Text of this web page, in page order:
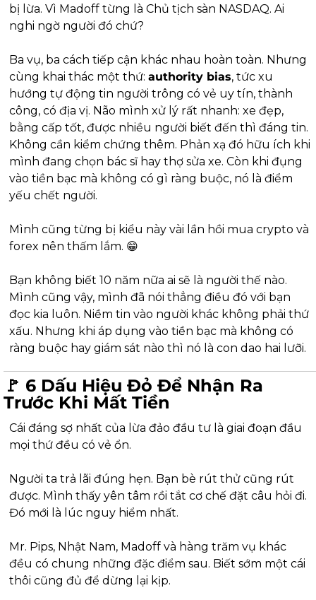
bị lừa. Vì Madoff từng là Chủ tịch sàn NASDAQ. Ai
nghi ngờ người đó chứ?
Ba vụ, ba cách tiếp cận khác nhau hoàn toàn. Nhưng
cùng khai thác một thứ: authority bias, tức xu
hướng tự động tin người trông có vẻ uy tín, thành
công, có địa vị. Não mình xử lý rất nhanh: xe đẹp,
bằng cấp tốt, được nhiều người biết đến thì đáng tin.
Không cần kiểm chứng thêm. Phản xạ đó hữu ích khi
mình đang chọn bác sĩ hay thợ sửa xe. Còn khi đụng
vào tiền bạc mà không có gì ràng buộc, nó là điểm
yếu chết người.
Mình cũng từng bị kiểu này vài lần hồi mua crypto và
forex nên thấm lắm. 😁
Bạn không biết 10 năm nữa ai sẽ là người thế nào.
Mình cũng vậy, mình đã nói thẳng điều đó với bạn
đọc kia luôn. Niềm tin vào người khác không phải thứ
xấu. Nhưng khi áp dụng vào tiền bạc mà không có
ràng buộc hay giám sát nào thì nó là con dao hai lưỡi.
🚩 6 Dấu Hiệu Đỏ Để Nhận Ra
Trước Khi Mất Tiền
Cái đáng sợ nhất của lừa đảo đầu tư là giai đoạn đầu
mọi thứ đều có vẻ ổn.
Người ta trả lãi đúng hẹn. Bạn bè rút thử cũng rút
được. Mình thấy yên tâm rồi tắt cơ chế đặt câu hỏi đi.
Đó mới là lúc nguy hiểm nhất.
Mr. Pips, Nhật Nam, Madoff và hàng trăm vụ khác
đều có chung những đặc điểm sau. Biết sớm một cái
thôi cũng đủ để dừng lại kịp.